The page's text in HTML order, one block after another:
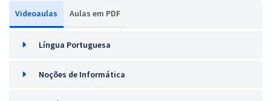
Videoaulas Aulas em PDF
Língua Portuguesa
Noções de Informática